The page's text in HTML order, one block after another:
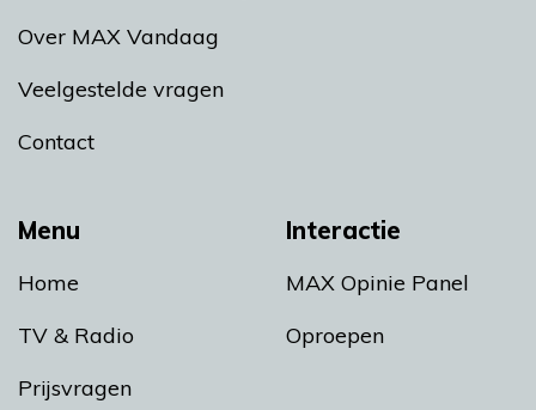
Menu
Home
TV & Radio
Prijsvragen
Interactie
MAX Opinie Panel
Oproepen
Over MAX Vandaag
Veelgestelde vragen
Contact